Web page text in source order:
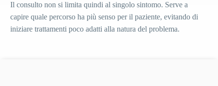
Il consulto non si limita quindi al singolo sintomo. Serve a
capire quale percorso ha più senso per il paziente, evitando di
iniziare trattamenti poco adatti alla natura del problema.